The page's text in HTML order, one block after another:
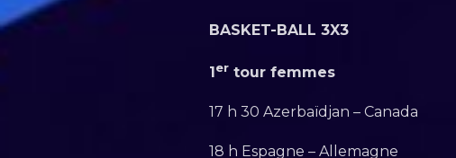
BASKET-BALL 3X3
1er tour femmes
17 h 30 Azerbaïdjan – Canada
18 h Espagne – Allemagne